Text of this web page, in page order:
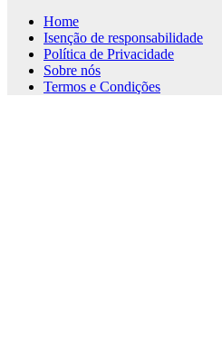
Home
Isenção de responsabilidade
Política de Privacidade
Sobre nós
Termos e Condições